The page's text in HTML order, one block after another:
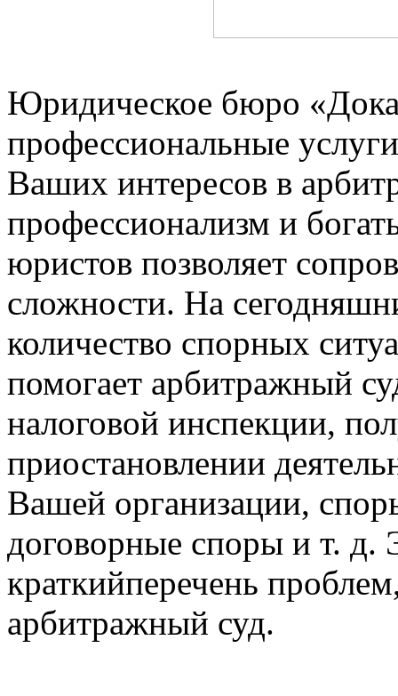
Юридическое бюро
профессиональные
Ваших интересов в
профессионализм и
юристов позволяет
сложности. На
количество спорных
помогает арбитражный
налоговой инспекции,
приостановлении
Вашей организации,
договорные споры и т. д.
краткийперечень
арбитражный суд.